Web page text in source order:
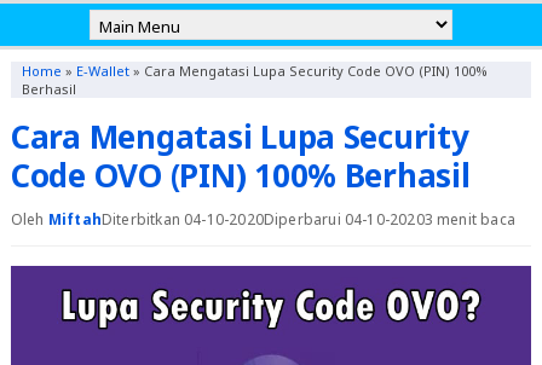
Home » E-Wallet» Cara Mengatasi Lupa Security Code OVO (PIN) 100%
Berhasil
Cara Mengatasi Lupa Security
Code OVO (PIN) 100% Berhasil
Oleh MiftahDiterbitkan 04-10-2020Diperbarui 04-10-20203 menit baca